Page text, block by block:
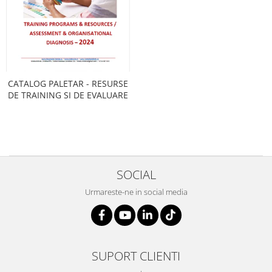
Servicii & Relationarea cu Clientii
Teambuilding
Time Management / Planificare /
Organizare
CATALOG PALETAR - RESURSE
DE TRAINING SI DE EVALUARE
SOCIAL
Urmareste-ne in social media
SUPORT CLIENTI